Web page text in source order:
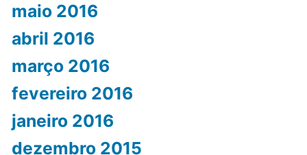
maio 2016
abril 2016
março 2016
fevereiro 2016
janeiro 2016
dezembro 2015